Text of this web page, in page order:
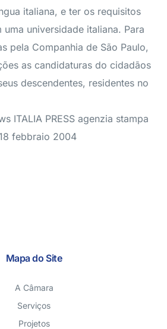
italiana, e ter os requisitos
universidade italiana. Para
pela Companhia de São Paulo,
as candidaturas do cidadãos
descendentes, residentes no
ITALIA PRESS agenzia stampa
febbraio 2004
Mapa do Site
A Câmara
Serviços
Projetos